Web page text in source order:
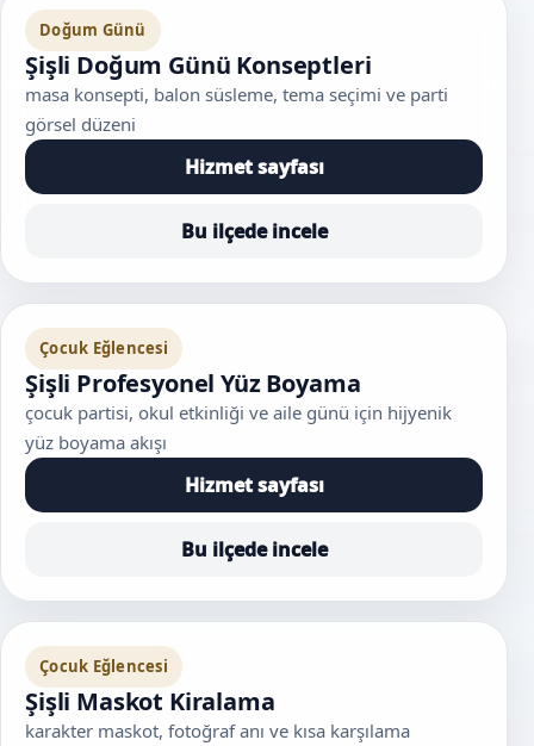
Doğum Günü
Şişli Doğum Günü Konseptleri
masa konsepti, balon süsleme, tema seçimi ve parti
görsel düzeni
Hizmet sayfası
Bu ilçede incele
Çocuk Eğlencesi
Şişli Profesyonel Yüz Boyama
çocuk partisi, okul etkinliği ve aile günü için hijyenik
yüz boyama akışı
Hizmet sayfası
Bu ilçede incele
Çocuk Eğlencesi
Şişli Maskot Kiralama
karakter maskot, fotoğraf anı ve kısa karşılama